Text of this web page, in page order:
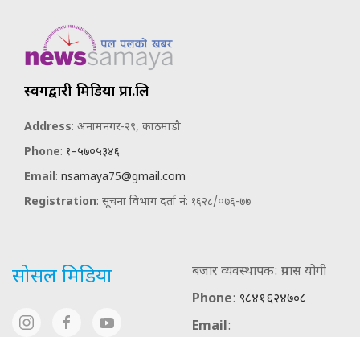
स्वर्गद्वारी मिडिया प्रा.लि
Address: अनामनगर-२९, काठमाडौ
Phone: १–५७०५३४६
Email: nsamaya75@gmail.com
Registration: सूचना विभाग दर्ता नं: १६२८/०७६-७७
सोसल मिडिया
बजार व्यवस्थापक: प्रयास योगी
Phone: ९८४१६२४७०८
Email: